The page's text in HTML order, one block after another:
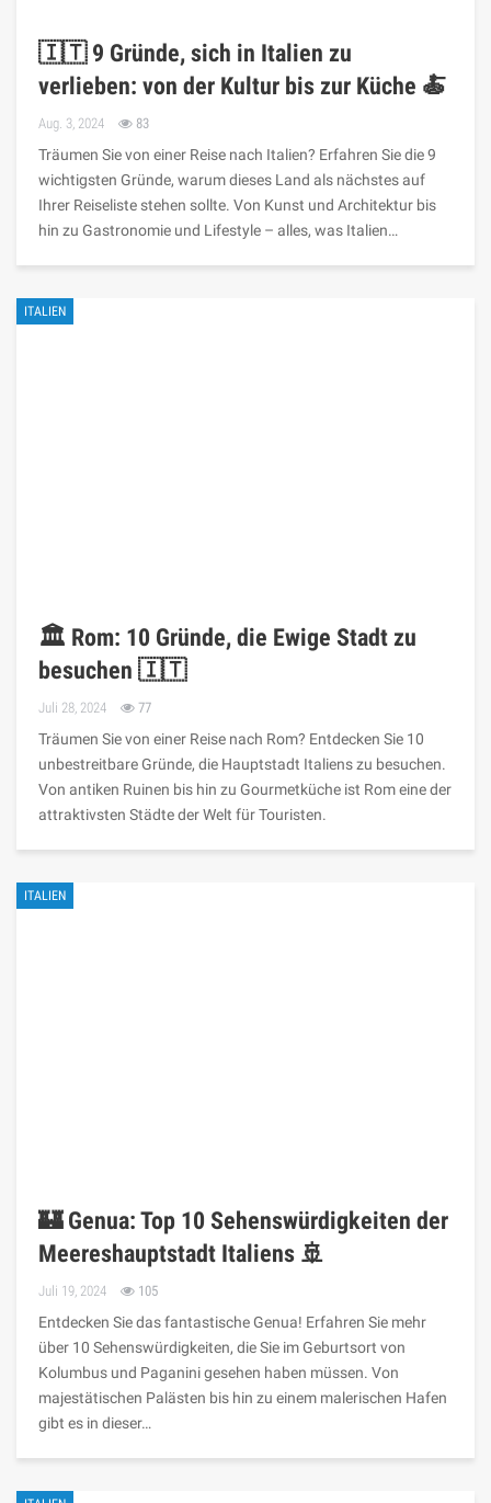
🇮🇹 9 Gründe, sich in Italien zu
verlieben: von der Kultur bis zur Küche 🍝
Aug. 3, 2024 83
Träumen Sie von einer Reise nach Italien? Erfahren Sie die 9
wichtigsten Gründe, warum dieses Land als nächstes auf
Ihrer Reiseliste stehen sollte. Von Kunst und Architektur bis
hin zu Gastronomie und Lifestyle – alles, was Italien…
ITALIEN
🏛️ Rom: 10 Gründe, die Ewige Stadt zu
besuchen 🇮🇹
Juli 28, 2024 77
Träumen Sie von einer Reise nach Rom? Entdecken Sie 10
unbestreitbare Gründe, die Hauptstadt Italiens zu besuchen.
Von antiken Ruinen bis hin zu Gourmetküche ist Rom eine der
attraktivsten Städte der Welt für Touristen.
ITALIEN
🏰 Genua: Top 10 Sehenswürdigkeiten der
Meereshauptstadt Italiens 🚢
Juli 19, 2024 105
Entdecken Sie das fantastische Genua! Erfahren Sie mehr
über 10 Sehenswürdigkeiten, die Sie im Geburtsort von
Kolumbus und Paganini gesehen haben müssen. Von
majestätischen Palästen bis hin zu einem malerischen Hafen
gibt es in dieser…